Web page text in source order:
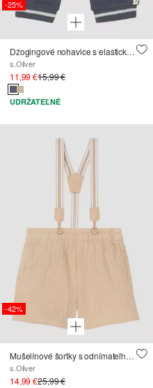
-25%
Džogingové nohavice s elastickým pásom
s.Oliver
11,99 €15,99 €
UDRŽATEĽNÉ
-42%
Mušelínové šortky s odnímateľnými trakmi
s.Oliver
14,99 €25,99 €